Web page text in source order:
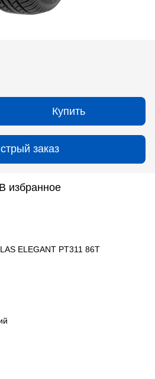
Купить
заказ
В избранное
ELEGANT PT311 86T